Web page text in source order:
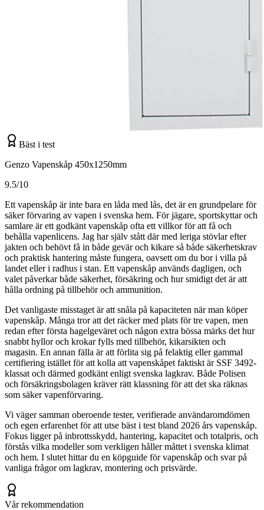
Bäst i test
Genzo Vapenskåp 450x1250mm
9.5/10
Ett vapenskåp är inte bara en låda med lås, det är en grundpelare för
säker förvaring av vapen i svenska hem. För jägare, sportskyttar och
samlare är ett godkänt vapenskåp ofta ett villkor för att få och
behålla vapenlicens. Jag har själv stått där med leriga stövlar efter
jakten och behövt få in både gevär och kikare så både säkerhetskrav
och praktisk hantering måste fungera, oavsett om du bor i villa på
landet eller i radhus i stan. Ett vapenskåp används dagligen, och
valet påverkar både säkerhet, försäkring och hur smidigt det är att
hålla ordning på tillbehör och ammunition.
Det vanligaste misstaget är att snåla på kapaciteten när man köper
vapenskåp. Många tror att det räcker med plats för tre vapen, men
redan efter första hagelgeväret och någon extra bössa märks det hur
snabbt hyllor och krokar fylls med tillbehör, kikarsikten och
magasin. En annan fälla är att förlita sig på felaktig eller gammal
certifiering istället för att kolla att vapenskåpet faktiskt är SSF 3492-
klassat och därmed godkänt enligt svenska lagkrav. Både Polisen
och försäkringsbolagen kräver rätt klassning för att det ska räknas
som säker vapenförvaring.
Vi väger samman oberoende tester, verifierade användaromdömen
och egen erfarenhet för att utse bäst i test bland 2026 års vapenskåp.
Fokus ligger på inbrottsskydd, hantering, kapacitet och totalpris, och
förstås vilka modeller som verkligen håller måttet i svenska klimat
och hem. I slutet hittar du en köpguide för vapenskåp och svar på
vanliga frågor om lagkrav, montering och prisvärde.
Vår rekommendation